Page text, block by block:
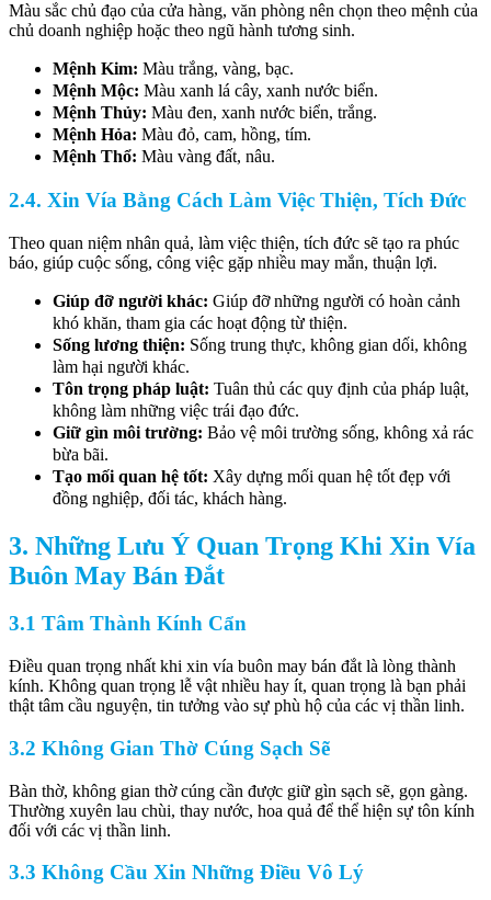
Màu sắc chủ đạo của cửa hàng, văn phòng nên chọn theo mệnh của
chủ doanh nghiệp hoặc theo ngũ hành tương sinh.
Mệnh Kim: Màu trắng, vàng, bạc.
Mệnh Mộc: Màu xanh lá cây, xanh nước biển.
Mệnh Thủy: Màu đen, xanh nước biển, trắng.
Mệnh Hỏa: Màu đỏ, cam, hồng, tím.
Mệnh Thổ: Màu vàng đất, nâu.
2.4. Xin Vía Bằng Cách Làm Việc Thiện, Tích Đức
Theo quan niệm nhân quả, làm việc thiện, tích đức sẽ tạo ra phúc
báo, giúp cuộc sống, công việc gặp nhiều may mắn, thuận lợi.
Giúp đỡ người khác: Giúp đỡ những người có hoàn cảnh
khó khăn, tham gia các hoạt động từ thiện.
Sống lương thiện: Sống trung thực, không gian dối, không
làm hại người khác.
Tôn trọng pháp luật: Tuân thủ các quy định của pháp luật,
không làm những việc trái đạo đức.
Giữ gìn môi trường: Bảo vệ môi trường sống, không xả rác
bừa bãi.
Tạo mối quan hệ tốt: Xây dựng mối quan hệ tốt đẹp với
đồng nghiệp, đối tác, khách hàng.
3. Những Lưu Ý Quan Trọng Khi Xin Vía
Buôn May Bán Đắt
3.1 Tâm Thành Kính Cẩn
Điều quan trọng nhất khi xin vía buôn may bán đắt là lòng thành
kính. Không quan trọng lễ vật nhiều hay ít, quan trọng là bạn phải
thật tâm cầu nguyện, tin tưởng vào sự phù hộ của các vị thần linh.
3.2 Không Gian Thờ Cúng Sạch Sẽ
Bàn thờ, không gian thờ cúng cần được giữ gìn sạch sẽ, gọn gàng.
Thường xuyên lau chùi, thay nước, hoa quả để thể hiện sự tôn kính
đối với các vị thần linh.
3.3 Không Cầu Xin Những Điều Vô Lý